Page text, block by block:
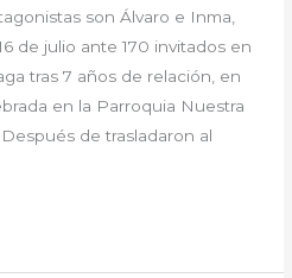
son Álvaro e Inma,
de julio ante 170 invitados en
tras 7 años de relación, en
en la Parroquia Nuestra
de trasladaron al